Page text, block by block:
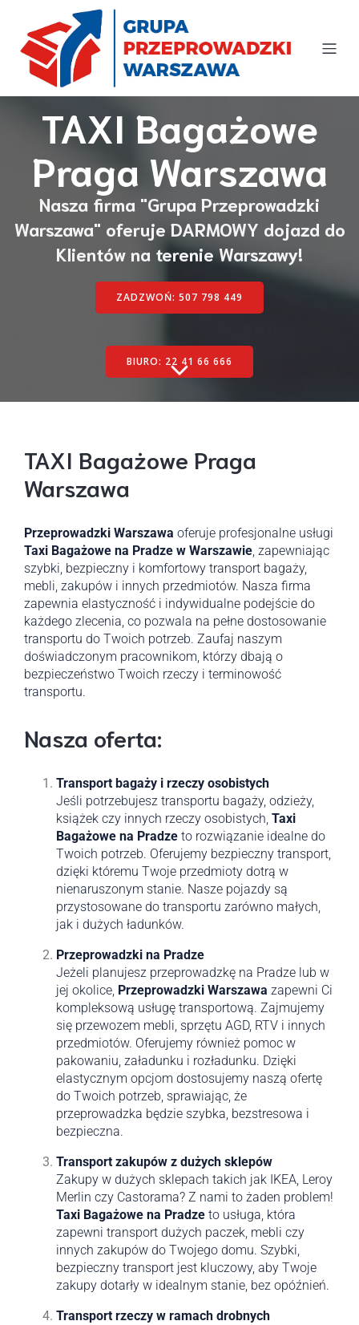
TAXI Bagażowe
Praga Warszawa
Nasza firma "Grupa Przeprowadzki
Warszawa" oferuje DARMOWY dojazd do
Klientów na terenie Warszawy!
ZADZWOŃ: 507 798 449
BIURO: 22 41 66 666
TAXI Bagażowe Praga
Warszawa
Przeprowadzki Warszawa oferuje profesjonalne usługi
Taxi Bagażowe na Pradze w Warszawie , zapewniając
szybki, bezpieczny i komfortowy transport bagaży,
mebli, zakupów i innych przedmiotów. Nasza firma
zapewnia elastyczność i indywidualne podejście do
każdego zlecenia, co pozwala na pełne dostosowanie
transportu do Twoich potrzeb. Zaufaj naszym
doświadczonym pracownikom, którzy dbają o
bezpieczeństwo Twoich rzeczy i terminowość
transportu.
Nasza oferta:
Transport bagaży i rzeczy osobistych
Jeśli potrzebujesz transportu bagaży, odzieży,
książek czy innych rzeczy osobistych, Taxi
Bagażowe na Pradze to rozwiązanie idealne do
Twoich potrzeb. Oferujemy bezpieczny transport,
dzięki któremu Twoje przedmioty dotrą w
nienaruszonym stanie. Nasze pojazdy są
przystosowane do transportu zarówno małych,
jak i dużych ładunków.
Przeprowadzki na Pradze
Jeżeli planujesz przeprowadzkę na Pradze lub w
jej okolice, Przeprowadzki Warszawa zapewni Ci
kompleksową usługę transportową. Zajmujemy
się przewozem mebli, sprzętu AGD, RTV i innych
przedmiotów. Oferujemy również pomoc w
pakowaniu, załadunku i rozładunku. Dzięki
elastycznym opcjom dostosujemy naszą ofertę
do Twoich potrzeb, sprawiając, że
przeprowadzka będzie szybka, bezstresowa i
bezpieczna.
Transport zakupów z dużych sklepów
Zakupy w dużych sklepach takich jak IKEA, Leroy
Merlin czy Castorama? Z nami to żaden problem!
Taxi Bagażowe na Pradze to usługa, która
zapewni transport dużych paczek, mebli czy
innych zakupów do Twojego domu. Szybki,
bezpieczny transport jest kluczowy, aby Twoje
zakupy dotarły w idealnym stanie, bez opóźnień.
Transport rzeczy w ramach drobnych